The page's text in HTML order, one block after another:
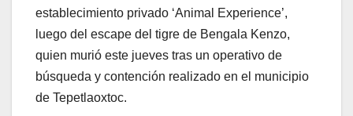
establecimiento privado ‘Animal Experience’,
luego del escape del tigre de Bengala Kenzo,
quien murió este jueves tras un operativo de
búsqueda y contención realizado en el municipio
de Tepetlaoxtoc.